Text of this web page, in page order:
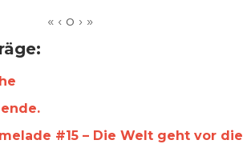
#15 – Die Welt geht vor die